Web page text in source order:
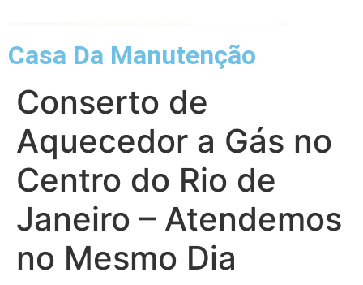
Casa Da Manutenção
Conserto de
Aquecedor a Gás no
Centro do Rio de
Janeiro – Atendemos
no Mesmo Dia